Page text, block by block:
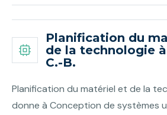
Planification du
de la technologie
C.-B.
Planification du matériel et de la
donne à Conception de systèmes